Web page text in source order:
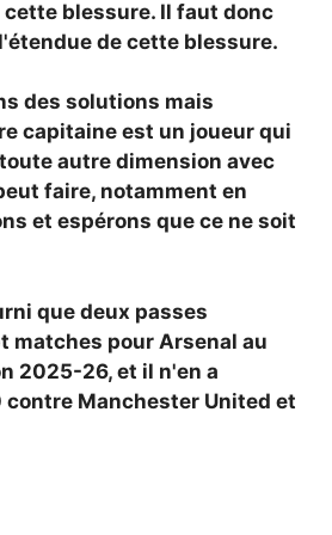
blessure. Il faut donc
de cette blessure.
des solutions mais
capitaine est un joueur qui
autre dimension avec
faire, notamment en
et espérons que ce ne soit
que deux passes
matches pour Arsenal au
2025-26, et il n'en a
contre Manchester United et